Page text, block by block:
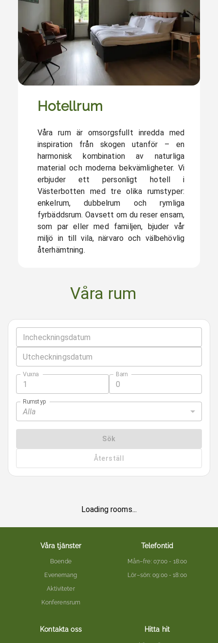
Hotellrum
Våra rum är omsorgsfullt inredda med
inspiration från skogen utanför – en
harmonisk kombination av naturliga
material och moderna bekvämligheter. Vi
erbjuder ett personligt hotell i
Västerbotten med tre olika rumstyper:
enkelrum, dubbelrum och rymliga
fyrbäddsrum. Oavsett om du reser ensam,
som par eller med familjen, bjuder vår
miljö in till vila, närvaro och välbehövlig
återhämtning.
Våra rum
Incheckningsdatum
Utcheckningsdatum
Vuxna Barn
Rumstyp
Alla
Sök
Återställ
Loading rooms...
Våra tjänster
Boende
Evenemang
Aktiviteter
Konferensrum
Telefontid
Mån–fre: 07:00 - 18:00
Lör–sön: 09:00 - 18:00
Kontakta oss Hitta hit